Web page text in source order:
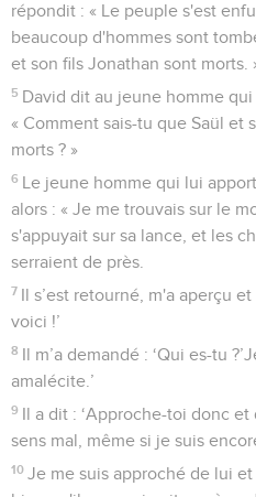
répondit : « Le peuple s'est
beaucoup d'hommes sont
et son fils Jonathan sont morts.
5 David dit au jeune homme
« Comment sais-tu que Saül et
morts ? »
6 Le jeune homme qui lui
alors : « Je me trouvais sur le
s'appuyait sur sa lance, et les
serraient de près.
7 Il s’est retourné, m'a aperçu et
voici !’
8 Il m’a demandé : ‘Qui es-tu
amalécite.’
9 Il a dit : ‘Approche-toi donc
sens mal, même si je suis
10 Je me suis approché de lui